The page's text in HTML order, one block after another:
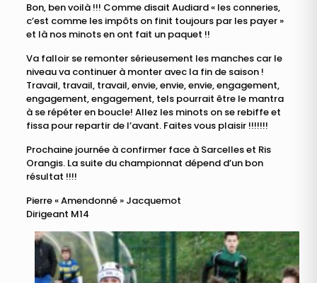
Bon, ben voilà !!! Comme disait Audiard « les conneries,
c’est comme les impôts on finit toujours par les payer »
et là nos minots en ont fait un paquet !!
Va falloir se remonter sérieusement les manches car le
niveau va continuer à monter avec la fin de saison !
Travail, travail, travail, envie, envie, envie, engagement,
engagement, engagement, tels pourrait être le mantra
à se répéter en boucle! Allez les minots on se rebiffe et
fissa pour repartir de l’avant. Faites vous plaisir !!!!!!!
Prochaine journée à confirmer face à Sarcelles et Ris
Orangis. La suite du championnat dépend d’un bon
résultat !!!!
Pierre « Amendonné » Jacquemot
Dirigeant M14